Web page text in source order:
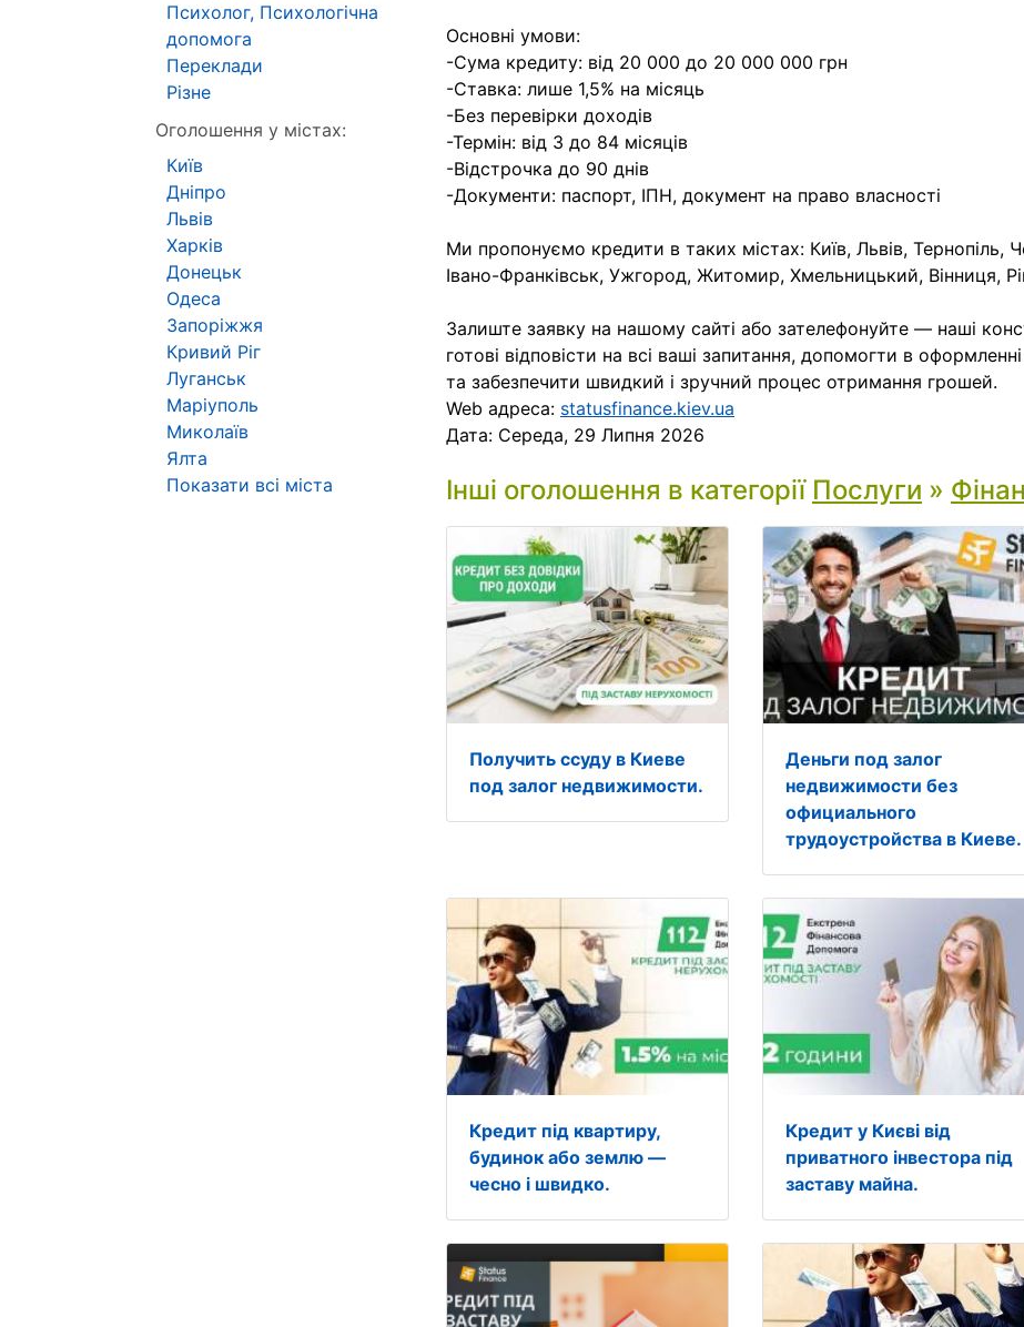
Основні умови:
-Сума кредиту: від 20 000 до 20 000 000 грн
-Ставка: лише 1,5% на місяць
-Без перевірки доходів
-Термін: від 3 до 84 місяців
-Відстрочка до 90 днів
-Документи: паспорт, ІПН, документ на право власності
Ми пропонуємо кредити в таких містах: Київ, Львів, Тернопіль,
Івано-Франківськ, Ужгород, Житомир, Хмельницький, Вінниця,
Залиште заявку на нашому сайті або зателефонуйте — наші
готові відповісти на всі ваші запитання, допомогти в
та забезпечити швидкий і зручний процес отримання грошей.
Web адреса: statusfinance.kiev.ua
Дата: Середа, 29 Липня 2026
Інші оголошення в категорії Послуги »
Получить ссуду в Киеве
под залог недвижимости.
Деньги под залог
недвижимости без
официального
трудоустройства в Киеве.
Кредит під квартиру,
будинок або землю —
чесно і швидко.
Кредит у Києві від
приватного інвестора під
заставу майна.
Психолог, Психологічна
допомога
Переклади
Різне
Оголошення у містах:
Київ
Дніпро
Львів
Харків
Донецьк
Одеса
Запоріжжя
Кривий Ріг
Луганськ
Маріуполь
Миколаїв
Ялта
Показати всі міста